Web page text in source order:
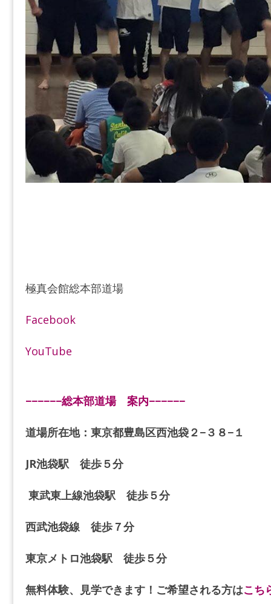
極真会館総本部道場
Facebook
YouTube
−−−−−−総本部道場 案内−−−−−−
道場所在地：東京都豊島区西池袋２−３８−１
JR池袋駅 徒歩５分
東武東上線池袋駅 徒歩５分
西武池袋線 徒歩７分
東京メトロ池袋駅 徒歩５分
無料体験、見学できます！ご希望される方はこち